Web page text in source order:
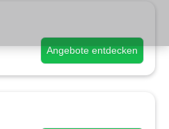
Angebote entdecken